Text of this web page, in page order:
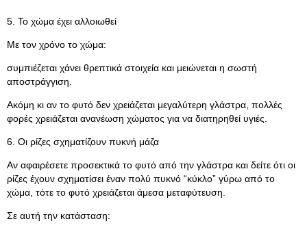
5. Το χώμα έχει αλλοιωθεί
Με τον χρόνο το χώμα:
συμπιέζεται χάνει θρεπτικά στοιχεία και μειώνεται η σωστή
αποστράγγιση.
Ακόμη κι αν το φυτό δεν χρειάζεται μεγαλύτερη γλάστρα, πολλές
φορές χρειάζεται ανανέωση χώματος για να διατηρηθεί υγιές.
6. Οι ρίζες σχηματίζουν πυκνή μάζα
Αν αφαιρέσετε προσεκτικά το φυτό από την γλάστρα και δείτε ότι οι
ρίζες έχουν σχηματίσει έναν πολύ πυκνό “κύκλο” γύρω από το
χώμα, τότε το φυτό χρειάζεται άμεσα μεταφύτευση.
Σε αυτή την κατάσταση: